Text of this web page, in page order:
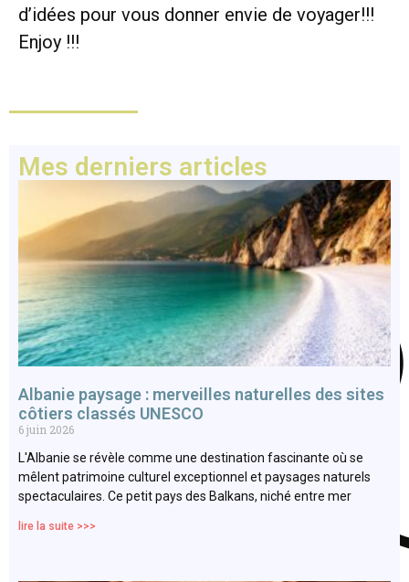
d’idées pour vous donner envie de voyager!!!
Enjoy !!!
Mes derniers articles
Albanie paysage : merveilles naturelles des sites
côtiers classés UNESCO
6 juin 2026
L'Albanie se révèle comme une destination fascinante où se
mêlent patrimoine culturel exceptionnel et paysages naturels
spectaculaires. Ce petit pays des Balkans, niché entre mer
lire la suite >>>